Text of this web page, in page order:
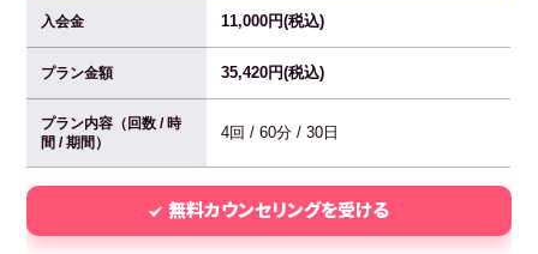
入会金 11,000円(税込)
プラン金額 35,420円(税込)
プラン内容（回数 / 時
間 / 期間）
4回 / 60分 / 30日
無料カウンセリングを受ける